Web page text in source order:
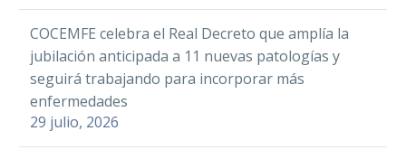
entidad
perteneciente a
COCEMFE,
ha firmado un
acuerdo de
colaboración con
RENFE para dar…
LinkedIn
WhatsApp
Email
La Confederación de
Personas con
COCEMFE debate en
Europa sobre
mujeres y niñas con
discapacidad
04 Jun 2018
COCEMFE celebra el Real Decreto que amplía la
jubilación anticipada a 11 nuevas patologías y
seguirá trabajando para incorporar más
enfermedades
29 julio, 2026